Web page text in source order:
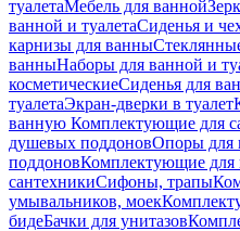
туалетаМебель для ванной
ванной и туалетаСиденья и
карнизы для ванны
ванныНаборы для ванной и
косметическиеСиденья для
туалетаЭкран-дверки в туалет
ванную Комплектующие для
душевых поддоновОпоры для
поддоновКомплектующие для
сантехникиСифоны, трапы
умывальников, моек
бидеБачки для унитазов